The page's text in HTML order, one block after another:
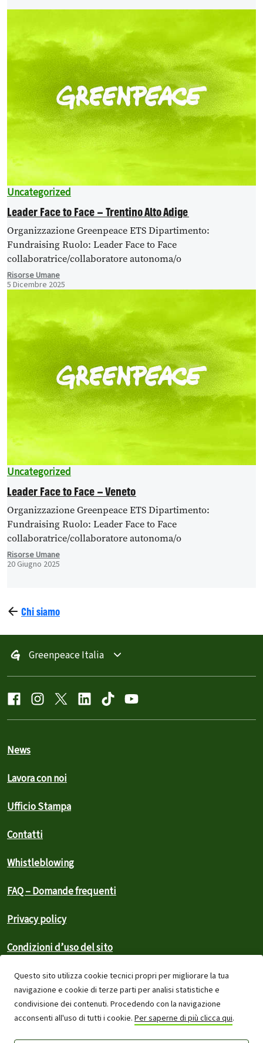
Questo sito utilizza cookie tecnici propri per migliorare la tua
navigazione e cookie di terze parti per analisi statistiche e
condivisione dei contenuti. Procedendo con la navigazione
acconsenti all'uso di tutti i cookie. Per saperne di più clicca qui.
Uncategorized
Leader Face to Face – Trentino Alto Adige
Organizzazione Greenpeace ETS Dipartimento:
Fundraising Ruolo: Leader Face to Face
collaboratrice/collaboratore autonoma/o
Risorse Umane
5 Dicembre 2025
Uncategorized
Leader Face to Face – Veneto
Organizzazione Greenpeace ETS Dipartimento:
Fundraising Ruolo: Leader Face to Face
collaboratrice/collaboratore autonoma/o
Risorse Umane
20 Giugno 2025
Chi siamo
Greenpeace Italia
News
Lavora con noi
Ufficio Stampa
Contatti
Whistleblowing
FAQ – Domande frequenti
Privacy policy
Condizioni d’uso del sito
Cookies
Sitemap